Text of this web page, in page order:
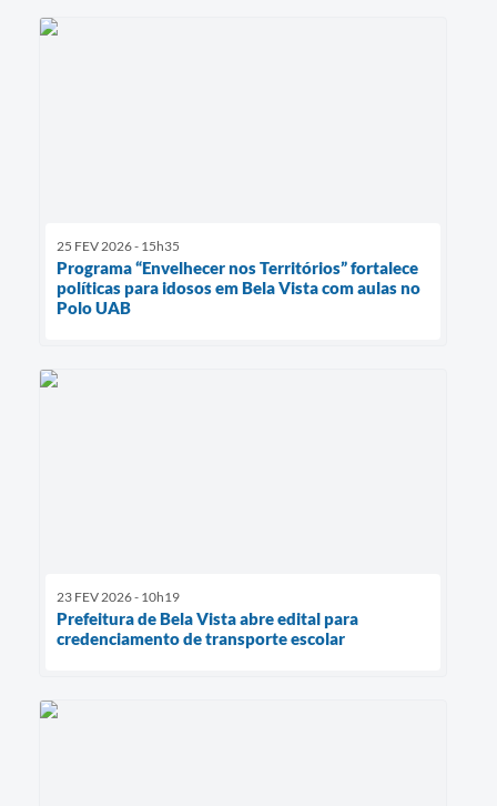
25 FEV 2026 - 15h35
Programa “Envelhecer nos Territórios” fortalece
políticas para idosos em Bela Vista com aulas no
Polo UAB
23 FEV 2026 - 10h19
Prefeitura de Bela Vista abre edital para
credenciamento de transporte escolar